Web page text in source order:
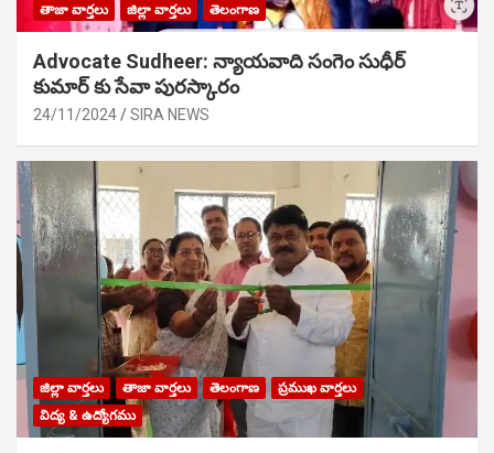
తాజా వార్తలు జిల్లా వార్తలు తెలంగాణ
Advocate Sudheer: న్యాయవాది సంగెం సుధీర్
కుమార్ కు సేవా పురస్కారం
24/11/2024 SIRA NEWS
జిల్లా వార్తలు తాజా వార్తలు తెలంగాణ
ప్రముఖ వార్తలు
విద్య & ఉద్యోగము